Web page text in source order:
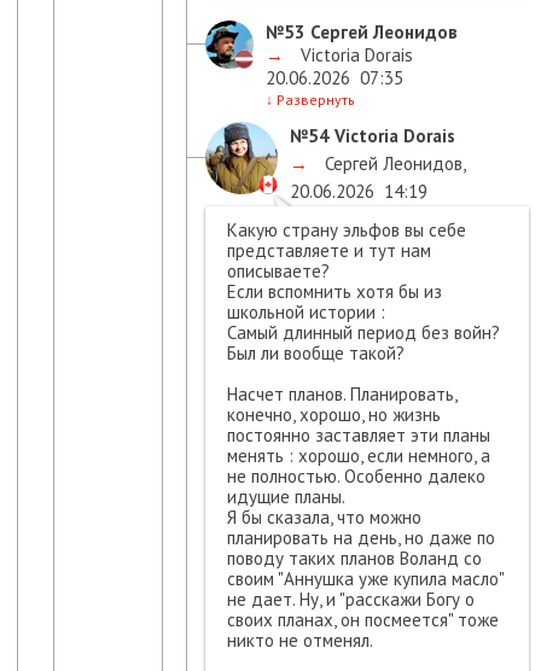
№53 Сергей Леонидов
→
Victoria Dorais
20.06.2026 07:35
↓ Развернуть
№54 Victoria Dorais
→
Сергей Леонидов,
20.06.2026 14:19
Какую страну эльфов вы себе
представляете и тут нам
описываете?
Если вспомнить хотя бы из
школьной истории :
Самый длинный период без войн?
Был ли вообще такой?
Насчет планов. Планировать,
конечно, хорошо, но жизнь
постоянно заставляет эти планы
менять : хорошо, если немного, а
не полностью. Особенно далеко
идущие планы.
Я бы сказала, что можно
планировать на день, но даже по
поводу таких планов Воланд со
своим "Аннушка уже купила масло"
не дает. Ну, и "расскажи Богу о
своих планах, он посмеется" тоже
никто не отменял.